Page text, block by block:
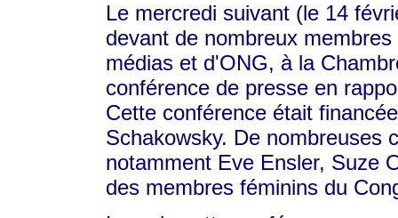
Le mercredi suivant (le 14
devant de nombreux
médias et d'ONG, à la
conférence de presse en
Cette conférence était
Schakowsky. De nombreuses
notamment Eve Ensler, Suze
des membres féminins du